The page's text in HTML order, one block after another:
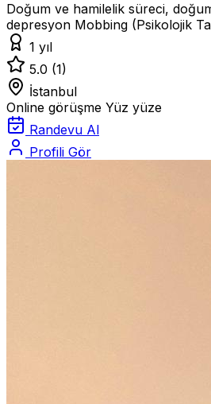
Doğum ve hamilelik süreci,
depresyon Mobbing (Psikolojik
1 yıl
5.0 (1)
İstanbul
Online görüşme Yüz yüze
Randevu Al
Profili Gör